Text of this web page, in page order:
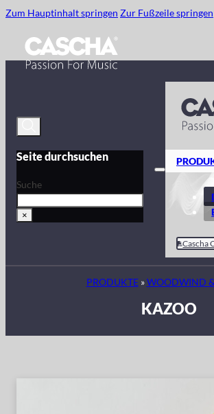
Zum Hauptinhalt springen Zur Fußzeile springen
Seite durchsuchen
Suche
×
Cascha
PRODUKTE»WOODWIND &
KAZOO